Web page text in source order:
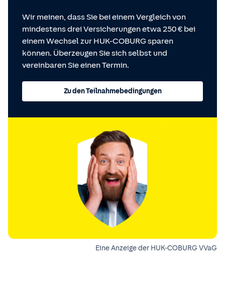
Wir meinen, dass Sie bei einem Vergleich von
mindestens drei Versicherungen etwa 250 € bei
einem Wechsel zur HUK-COBURG sparen
können. Überzeugen Sie sich selbst und
vereinbaren Sie einen Termin.
Zu den Teilnahmebedingungen
Eine Anzeige der HUK-COBURG VVaG